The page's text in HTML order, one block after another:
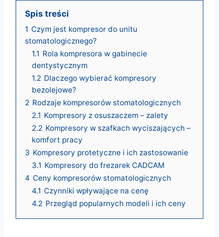
Spis treści
1 Czym jest kompresor do unitu
stomatologicznego?
1.1 Rola kompresora w gabinecie
dentystycznym
1.2 Dlaczego wybierać kompresory
bezolejowe?
2 Rodzaje kompresorów stomatologicznych
2.1 Kompresory z osuszaczem – zalety
2.2 Kompresory w szafkach wyciszających –
komfort pracy
3 Kompresory protetyczne i ich zastosowanie
3.1 Kompresory do frezarek CADCAM
4 Ceny kompresorów stomatologicznych
4.1 Czynniki wpływające na cenę
4.2 Przegląd popularnych modeli i ich ceny